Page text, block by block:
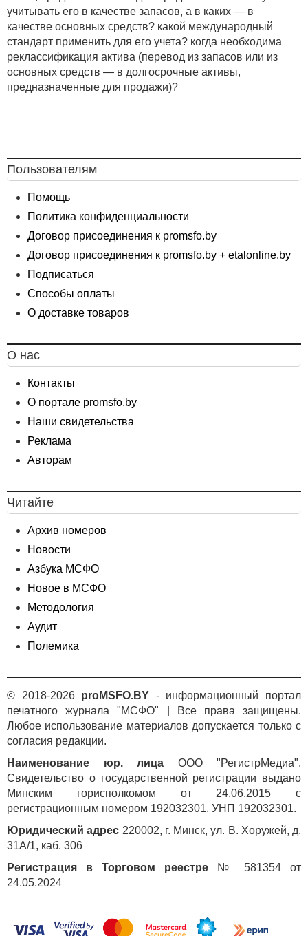
учитывать его в качестве запасов, а в каких — в
качестве основных средств? какой международный
стандарт применить для его учета? когда необходима
реклассификация актива (перевод из запасов или из
основных средств — в долгосрочные активы,
предназначенные для продажи)?
Пользователям
Помощь
Политика конфиденциальности
Договор присоединения к promsfo.by
Договор присоединения к promsfo.by + etalonline.by
Подписаться
Способы оплаты
О доставке товаров
О нас
Контакты
О портале promsfo.by
Наши свидетельства
Реклама
Авторам
Читайте
Архив номеров
Новости
Азбука МСФО
Новое в МСФО
Методология
Аудит
Полемика
© 2018-2026 proMSFO.BY - информационный портал
печатного журнала "МСФО" | Все права защищены.
Любое использование материалов допускается только с
согласия редакции.
Наименование юр. лица ООО "РегистрМедиа".
Свидетельство о государственной регистрации выдано
Минским горисполкомом от 24.06.2015 с
регистрационным номером 192032301. УНП 192032301.
Юридический адрес 220002, г. Минск, ул. В. Хоружей, д.
31А/1, каб. 306
Регистрация в Торговом реестре № 581354 от
24.05.2024